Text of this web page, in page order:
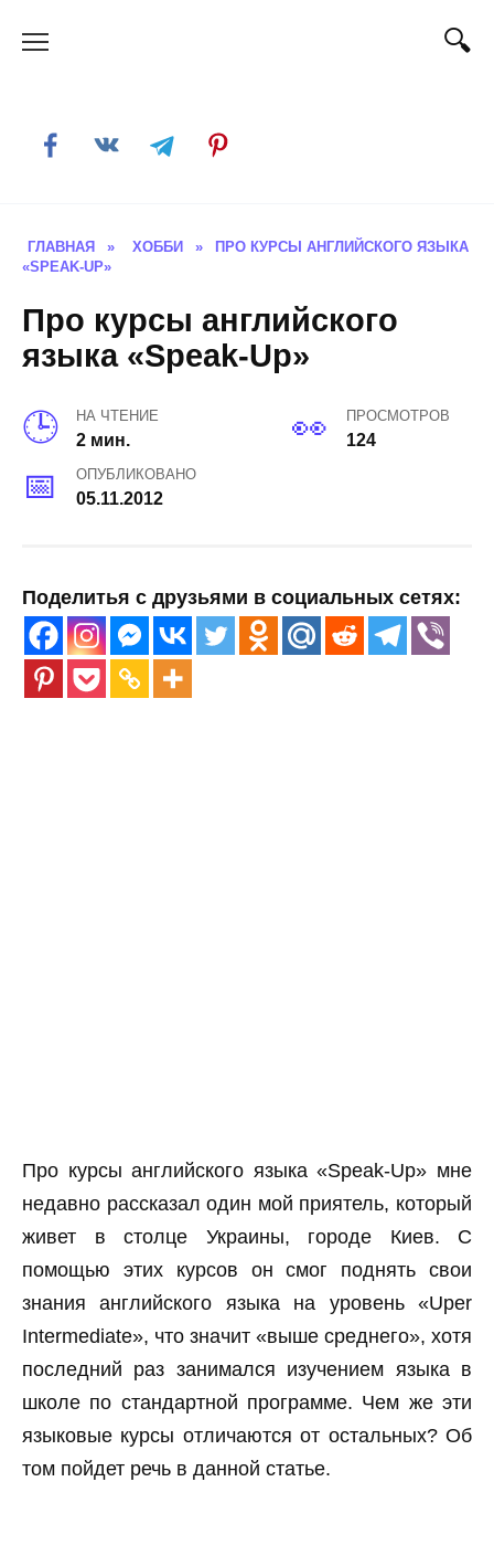
ГЛАВНАЯ » ХОББИ »
ПРО КУРСЫ АНГЛИЙСКОГО ЯЗЫКА
«SPEAK-UP»
Про курсы английского
языка «Speak-Up»
НА ЧТЕНИЕ
2 мин.
ПРОСМОТРОВ
124
ОПУБЛИКОВАНО
05.11.2012
Поделитья с друзьями в социальных сетях:
Про курсы английского языка «Speak-Up» мне
недавно рассказал один мой приятель, который
живет в столце Украины, городе Киев. С
помощью этих курсов он смог поднять свои
знания английского языка на уровень «Uper
Intermediate», что значит «выше среднего», хотя
последний раз занимался изучением языка в
школе по стандартной программе. Чем же эти
языковые курсы отличаются от остальных? Об
том пойдет речь в данной статье.